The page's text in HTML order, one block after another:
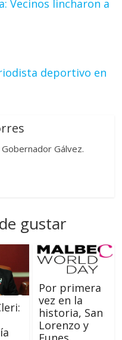
Vecinos lincharon a
deportivo en
Gálvez.
gustar
Por primera
vez en la
historia, San
Lorenzo y